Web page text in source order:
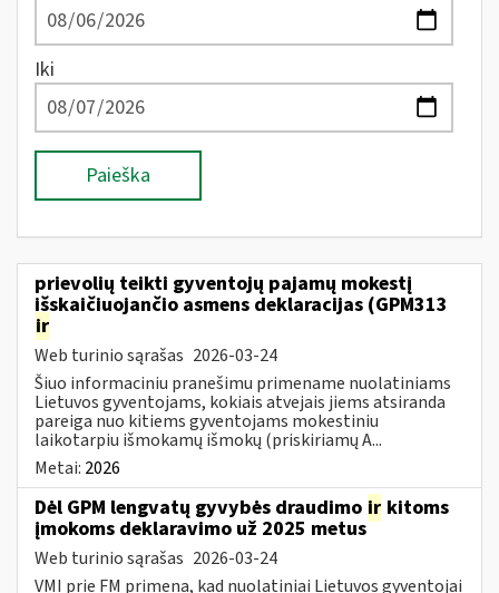
Iki
Paieška
prievolių teikti gyventojų pajamų mokestį
išskaičiuojančio asmens deklaracijas (GPM313
ir
Web turinio sąrašas 2026-03-24
Šiuo informaciniu pranešimu primename nuolatiniams
Lietuvos gyventojams, kokiais atvejais jiems atsiranda
pareiga nuo kitiems gyventojams mokestiniu
laikotarpiu išmokamų išmokų (priskiriamų A...
Metai: 2026
Dėl GPM lengvatų gyvybės draudimo ir kitoms
įmokoms deklaravimo už 2025 metus
Web turinio sąrašas 2026-03-24
VMI prie FM primena, kad nuolatiniai Lietuvos gyventojai